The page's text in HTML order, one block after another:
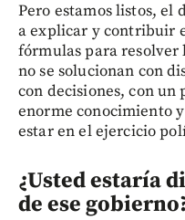
Pero estamos listos, el
a explicar y contribuir
fórmulas para resolver
no se solucionan con
con decisiones, con un
enorme conocimiento
estar en el ejercicio
¿Usted estaría
de ese